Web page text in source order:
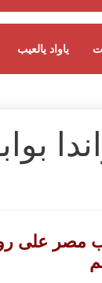
ياواد يالعيب
مصر على